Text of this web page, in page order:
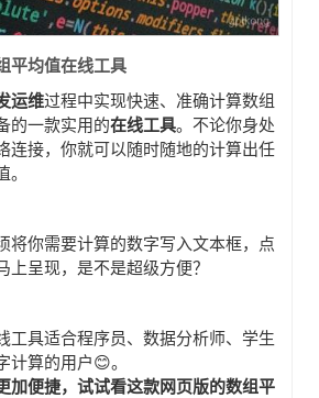
平均值在线工具
运维过程中实现快速、准确计算数组
的一款实用的在线工具。不论你身处
连接，你就可以随时随地的计算出任
将你需要计算的数字写入文本框，点
上呈现，是不是超级方便？
工具适合程序员、数据分析师、学生
算的用户😊。
加便捷，试试看这款网页版的数组平